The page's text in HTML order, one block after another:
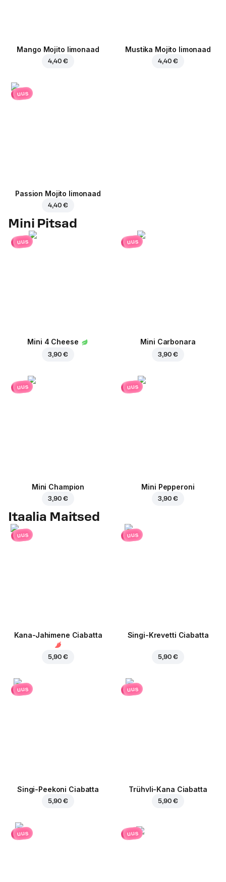
Mango Mojito limonaad
4,40 €
Mustika Mojito limonaad
4,40 €
uus
Passion Mojito limonaad
4,40 €
Mini Pitsad
uus
Mini 4 Cheese
3,90 €
uus
Mini Carbonara
3,90 €
uus
Mini Champion
3,90 €
uus
Mini Pepperoni
3,90 €
Itaalia Maitsed
uus
Kana-Jahimene Ciabatta
5,90 €
uus
Singi-Krevetti Ciabatta
5,90 €
uus
Singi-Peekoni Ciabatta
5,90 €
uus
Trühvli-Kana Ciabatta
5,90 €
uus uus